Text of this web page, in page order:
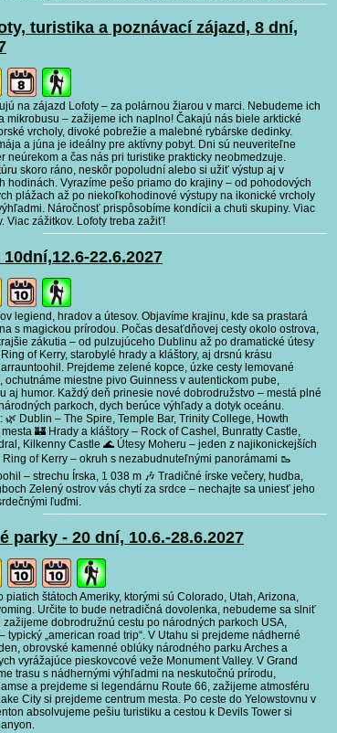
turistika a poznávací zájazd, 8 dní,
na zájazd Lofoty – za polárnou žiarou v marci. Nebudeme ich
mikrobusu – zažijeme ich naplno! Čakajú nás biele arktické
vrcholy, divoké pobrežie a malebné rybárske dedinky.
a júna je ideálny pre aktívny pobyt. Dni sú neuveriteľne
neúrekom a čas nás pri turistike prakticky neobmedzuje.
skoro ráno, neskôr popoludní alebo si užiť výstup aj v
hodinách. Vyrazíme pešo priamo do krajiny – od pohodových
plážach až po niekoľkohodinové výstupy na ikonické vrcholy
Náročnosť prispôsobíme kondícii a chuti skupiny. Viac
Viac zážitkov. Lofoty treba zažiť!
22.6.2027
legiend, hradov a útesov. Objavíme krajinu, kde sa prastará
s magickou prírodou. Počas desaťdňovej cesty okolo ostrova,
zákutia – od pulzujúceho Dublinu až po dramatické útesy
of Kerry, starobylé hrady a kláštory, aj drsnú krásu
Prejdeme zelené kopce, úzke cesty lemované
ochutnáme miestne pivo Guinness v autentickom pube,
aj humor. Každý deň prinesie nové dobrodružstvo – mestá plné
parkoch, dych berúce výhľady a dotyk oceánu.
🌿 Dublin – The Spire, Temple Bar, Trinity College, Howth
🏰 Hrady a kláštory – Rock of Cashel, Bunratty Castle,
Kilkenny Castle 🌊 Útesy Moheru – jeden z najikonickejších
of Kerry – okruh s nezabudnuteľnými panorámami 🥾
– strechu Írska, 1 038 m 🎶 Tradičné írske večery, hudba,
Zelený ostrov vás chytí za srdce – nechajte sa uniesť jeho
ľuďmi.
parky - 20 dní, 10.6.-28.6.2027
piatich štátoch Ameriky, ktorými sú Colorado, Utah, Arizona,
Určite to bude netradičná dovolenka, nebudeme sa slniť
dobrodružnú cestu po národných parkoch USA,
typický „american road trip“. V Utahu si prejdeme nádherné
obrovské kamenné oblúky národného parku Arches a
vyrážajúce pieskovcové veže Monument Valley. V Grand
trasu s nádhernými výhľadmi na neskutočnú prírodu,
a prejdeme si legendárnu Route 66, zažijeme atmosféru
City si prejdeme centrum mesta. Po ceste do Yelowstovnu v
absolvujeme pešiu turistiku a cestou k Devils Tower si